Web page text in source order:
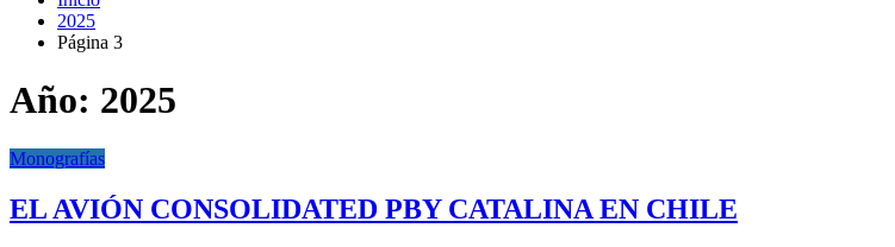
2025
Página 3
Año: 2025
Monografías
EL AVIÓN CONSOLIDATED PBY CATALINA EN CHILE